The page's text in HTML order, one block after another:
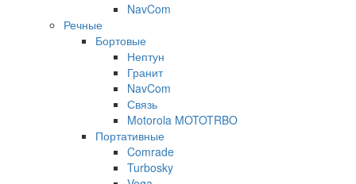
NavCom
Речные
Бортовые
Нептун
Гранит
NavCom
Связь
Motorola MOTOTRBO
Портативные
Comrade
Turbosky